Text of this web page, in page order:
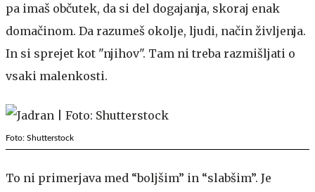
pa imaš občutek, da si del dogajanja, skoraj enak
domačinom. Da razumeš okolje, ljudi, način življenja.
In si sprejet kot "njihov". Tam ni treba razmišljati o
vsaki malenkosti.
Foto: Shutterstock
To ni primerjava med “boljšim” in “slabšim”. Je